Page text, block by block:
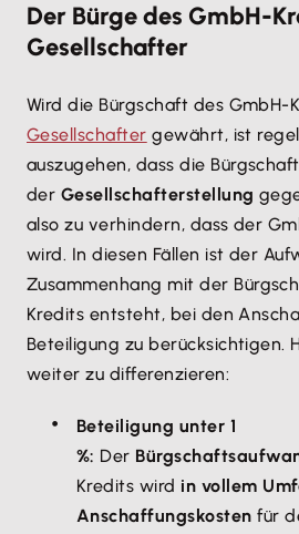
Der Bürge des GmbH-
Gesellschafter
Wird die Bürgschaft des GmbH-
Gesellschafter gewährt, ist
auszugehen, dass die
der Gesellschafterstellung
also zu verhindern, dass der
wird. In diesen Fällen ist der
Zusammenhang mit der
Kredits entsteht, bei den
Beteiligung zu berücksichtigen.
weiter zu differenzieren:
Beteiligung unter 1
%: Der
Kredits wird in vollem
Anschaffungskostenfür